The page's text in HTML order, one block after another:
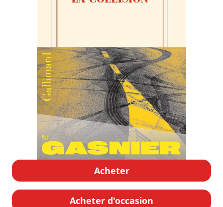
Acheter
Acheter d'occasion